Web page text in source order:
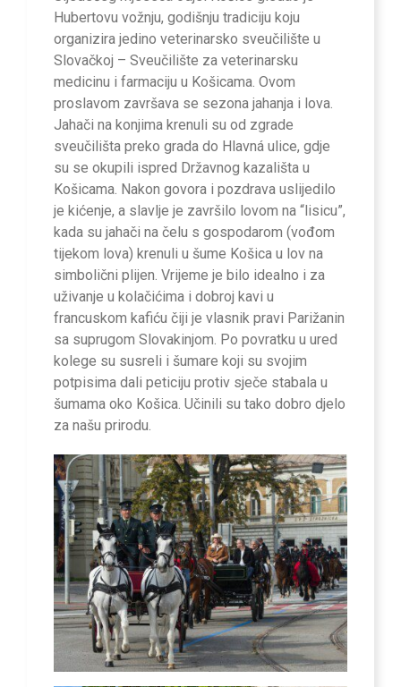
Hubertovu vožnju, godišnju tradiciju koju
organizira jedino veterinarsko sveučilište u
Slovačkoj – Sveučilište za veterinarsku
medicinu i farmaciju u Košicama. Ovom
proslavom završava se sezona jahanja i lova.
Jahači na konjima krenuli su od zgrade
sveučilišta preko grada do Hlavná ulice, gdje
su se okupili ispred Državnog kazališta u
Košicama. Nakon govora i pozdrava uslijedilo
je kićenje, a slavlje je završilo lovom na “lisicu”,
kada su jahači na čelu s gospodarom (vođom
tijekom lova) krenuli u šume Košica u lov na
simbolični plijen. Vrijeme je bilo idealno i za
uživanje u kolačićima i dobroj kavi u
francuskom kafiću čiji je vlasnik pravi Parižanin
sa suprugom Slovakinjom. Po povratku u ured
kolege su susreli i šumare koji su svojim
potpisima dali peticiju protiv sječe stabala u
šumama oko Košica. Učinili su tako dobro djelo
za našu prirodu.